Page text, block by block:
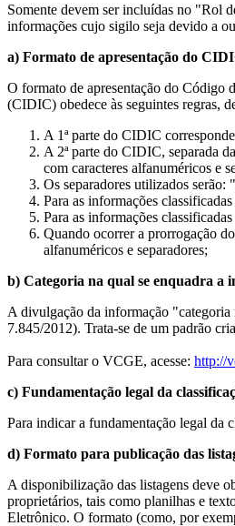
Somente devem ser incluídas no "Rol
informações cujo sigilo seja devido a
a) Formato de apresentação do
O formato de apresentação do Código
(CIDIC) obedece às seguintes regras,
A 1ª parte do CIDIC
A 2ª parte do CIDIC, separada
com caracteres alfanuméricos e
Os separadores utilizados
Para as informações
Para as informações
Quando ocorrer a prorrogação
alfanuméricos e separadores;
b) Categoria na qual se enquadra a
A divulgação da informação
7.845/2012). Trata-se de um padrão
Para consultar o VCGE, acesse: http://
c) Fundamentação legal da
Para indicar a fundamentação legal da
d) Formato para publicação das
A disponibilização das listagens deve
proprietários, tais como planilhas e
Eletrônico. O formato (como, por